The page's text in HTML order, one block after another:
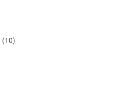
(10)